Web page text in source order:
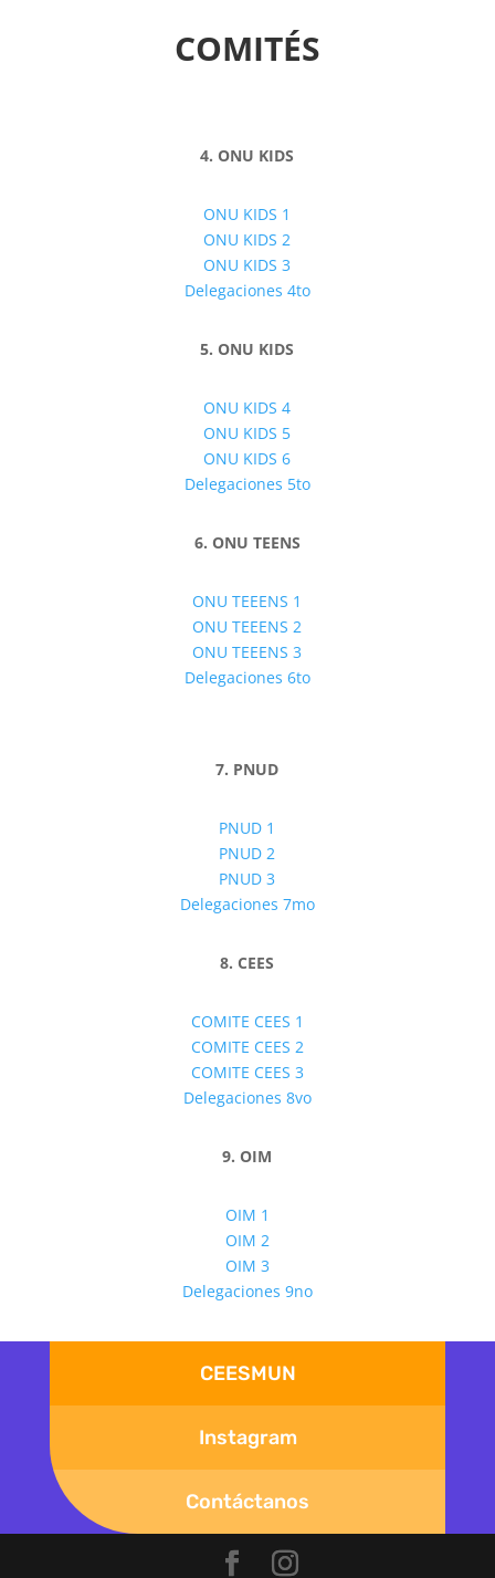
COMITÉS
4. ONU KIDS
ONU KIDS 1
ONU KIDS 2
ONU KIDS 3
Delegaciones 4to
5. ONU KIDS
ONU KIDS 4
ONU KIDS 5
ONU KIDS 6
Delegaciones 5to
6. ONU TEENS
ONU TEEENS 1
ONU TEEENS 2
ONU TEEENS 3
Delegaciones 6to
7. PNUD
PNUD 1
PNUD 2
PNUD 3
Delegaciones 7mo
8. CEES
COMITE CEES 1
COMITE CEES 2
COMITE CEES 3
Delegaciones 8vo
9. OIM
OIM 1
OIM 2
OIM 3
Delegaciones 9no
CEESMUN
Instagram
Contáctanos